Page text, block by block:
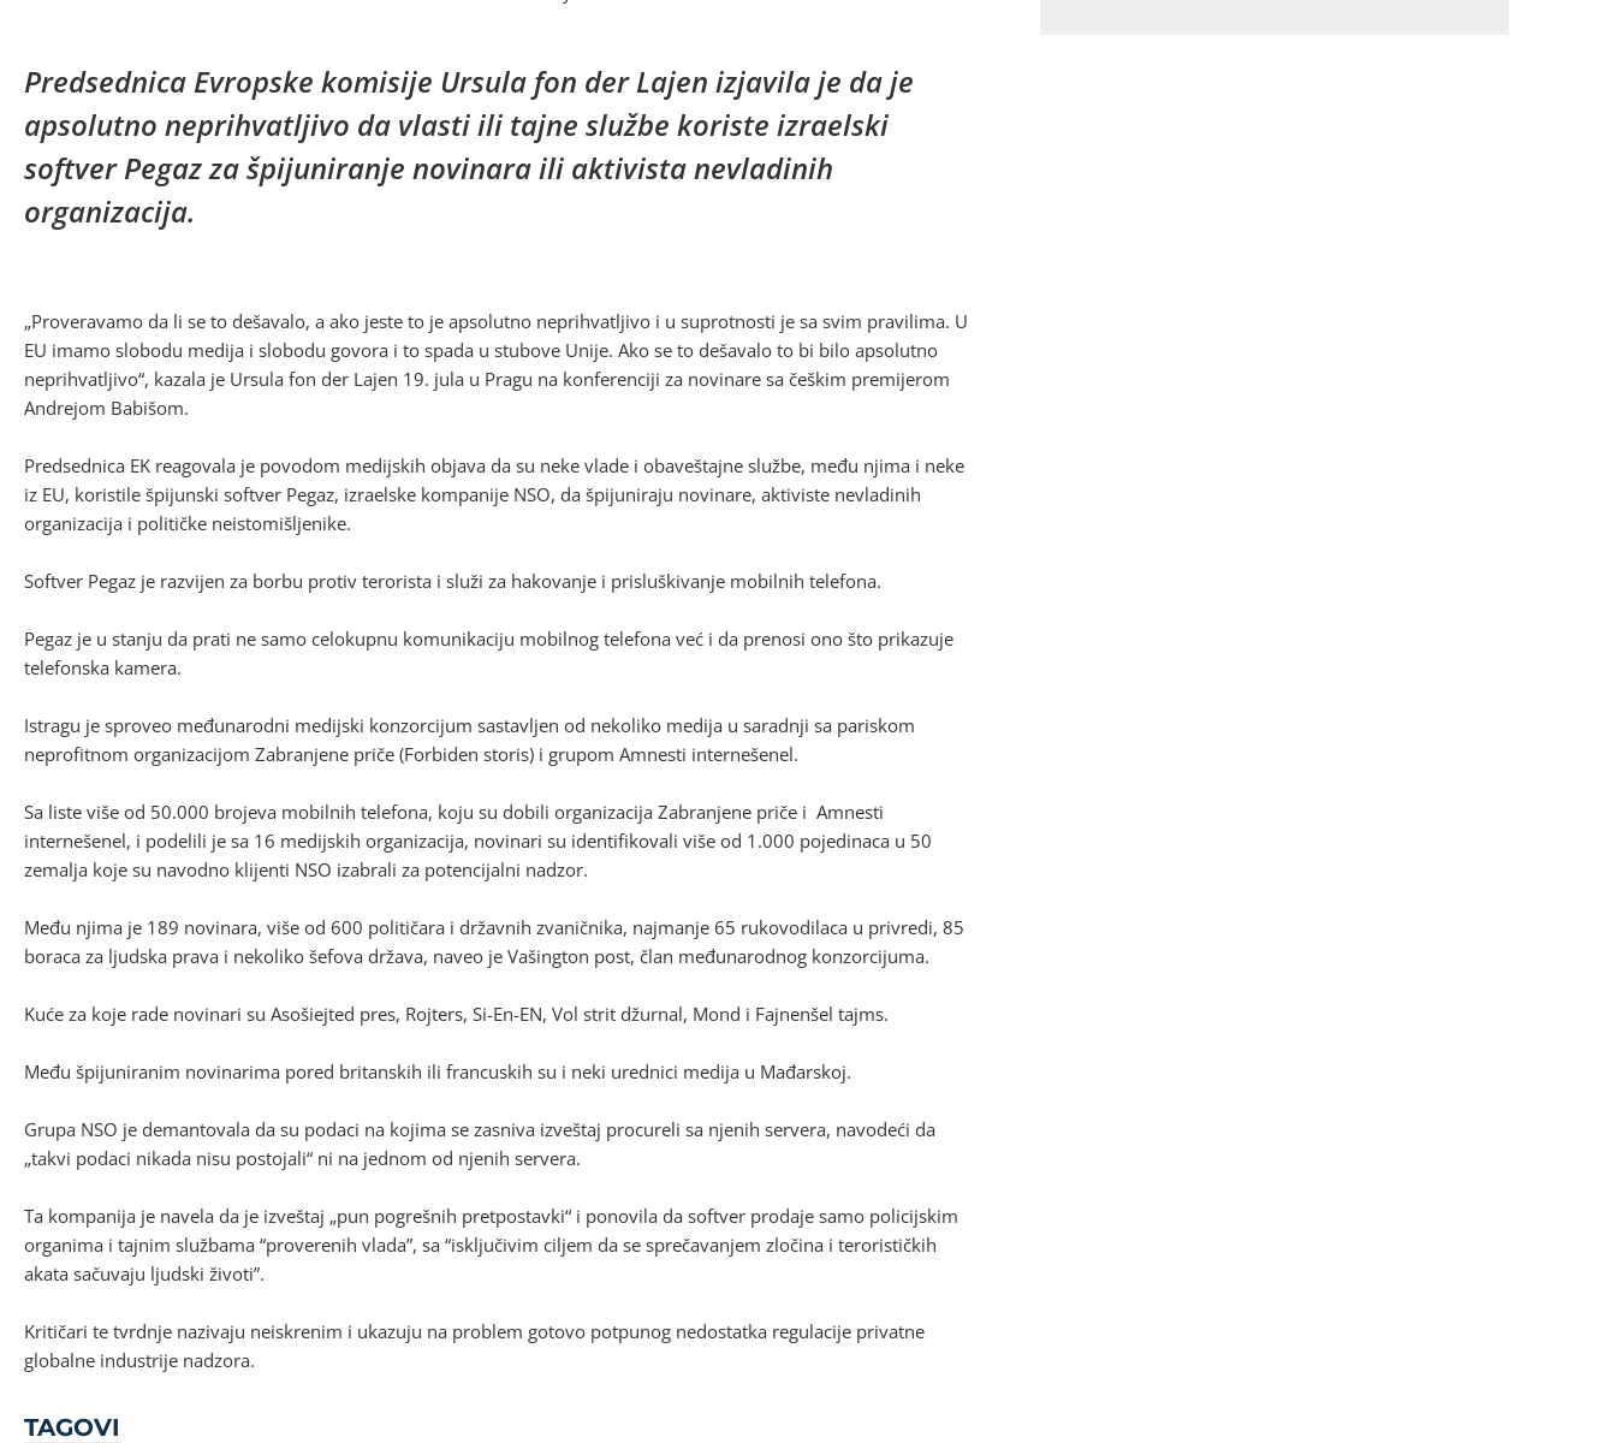
Predsednica Evropske komisije Ursula fon der Lajen izjavila je da je
apsolutno neprihvatljivo da vlasti ili tajne službe koriste izraelski
softver Pegaz za špijuniranje novinara ili aktivista nevladinih
organizacija.
„Proveravamo da li se to dešavalo, a ako jeste to je apsolutno neprihvatljivo i u suprotnosti je sa svim pravilima. U
EU imamo slobodu medija i slobodu govora i to spada u stubove Unije. Ako se to dešavalo to bi bilo apsolutno
neprihvatljivo“, kazala je Ursula fon der Lajen 19. jula u Pragu na konferenciji za novinare sa češkim premijerom
Andrejom Babišom.
Predsednica EK reagovala je povodom medijskih objava da su neke vlade i obaveštajne službe, među njima i neke
iz EU, koristile špijunski softver Pegaz, izraelske kompanije NSO, da špijuniraju novinare, aktiviste nevladinih
organizacija i političke neistomišljenike.
Softver Pegaz je razvijen za borbu protiv terorista i služi za hakovanje i prisluškivanje mobilnih telefona.
Pegaz je u stanju da prati ne samo celokupnu komunikaciju mobilnog telefona već i da prenosi ono što prikazuje
telefonska kamera.
Istragu je sproveo međunarodni medijski konzorcijum sastavljen od nekoliko medija u saradnji sa pariskom
neprofitnom organizacijom Zabranjene priče (Forbiden storis) i grupom Amnesti internešenel.
Sa liste više od 50.000 brojeva mobilnih telefona, koju su dobili organizacija Zabranjene priče i Amnesti
internešenel, i podelili je sa 16 medijskih organizacija, novinari su identifikovali više od 1.000 pojedinaca u 50
zemalja koje su navodno klijenti NSO izabrali za potencijalni nadzor.
Među njima je 189 novinara, više od 600 političara i državnih zvaničnika, najmanje 65 rukovodilaca u privredi, 85
boraca za ljudska prava i nekoliko šefova država, naveo je Vašington post, član međunarodnog konzorcijuma.
Kuće za koje rade novinari su Asošiejted pres, Rojters, Si-En-EN, Vol strit džurnal, Mond i Fajnenšel tajms.
Među špijuniranim novinarima pored britanskih ili francuskih su i neki urednici medija u Mađarskoj.
Grupa NSO je demantovala da su podaci na kojima se zasniva izveštaj procureli sa njenih servera, navodeći da
„takvi podaci nikada nisu postojali“ ni na jednom od njenih servera.
Ta kompanija je navela da je izveštaj „pun pogrešnih pretpostavki“ i ponovila da softver prodaje samo policijskim
organima i tajnim službama “proverenih vlada”, sa “isključivim ciljem da se sprečavanjem zločina i terorističkih
akata sačuvaju ljudski životi”.
Kritičari te tvrdnje nazivaju neiskrenim i ukazuju na problem gotovo potpunog nedostatka regulacije privatne
globalne industrije nadzora.
TAGOVI